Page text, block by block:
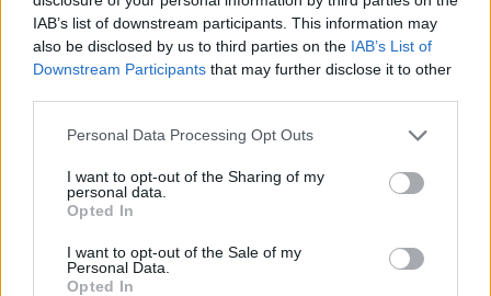
IAB’s list of downstream participants. This information may
also be disclosed by us to third parties on the IAB’s List of
Downstream Participants that may further disclose it to other
Personal Data Processing Opt Outs
I want to opt-out of the Sharing of my
personal data.
Opted In
I want to opt-out of the Sale of my
Personal Data.
Opted In
Stormers-Ulster, Munster-Cardiff, Scarlets-
Glasgow.